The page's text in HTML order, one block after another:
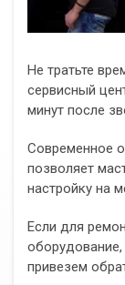
Не тратьте
сервисный
минут после
Современное
позволяет
настройку на
Если для
оборудование,
привезем